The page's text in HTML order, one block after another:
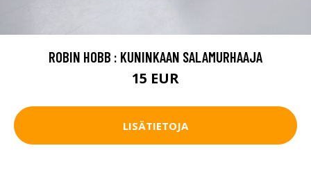
ROBIN HOBB : KUNINKAAN SALAMURHAAJA
15 EUR
LISÄTIETOJA